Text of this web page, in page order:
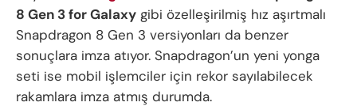
8 Gen 3 for Galaxy gibi özelleşirilmiş hız aşırtmalı
Snapdragon 8 Gen 3 versiyonları da benzer
sonuçlara imza atıyor. Snapdragon’un yeni yonga
seti ise mobil işlemciler için rekor sayılabilecek
rakamlara imza atmış durumda.